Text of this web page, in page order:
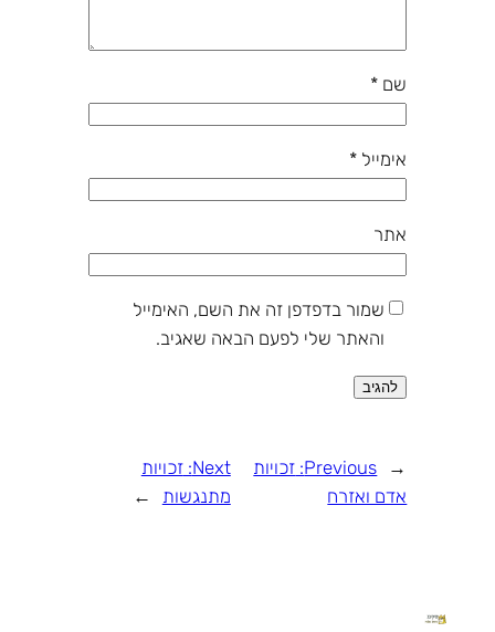
שם *
אימייל *
אתר
שמור בדפדפן זה את השם, האימייל
והאתר שלי לפעם הבאה שאגיב.
←
Previous: זכויות
אדם ואזרח
Next: זכויות
מתנגשות
→